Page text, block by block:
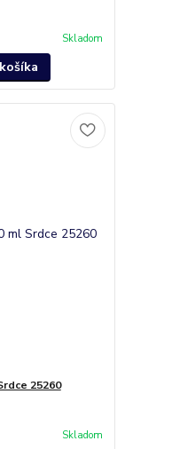
Skladom
25260
Skladom